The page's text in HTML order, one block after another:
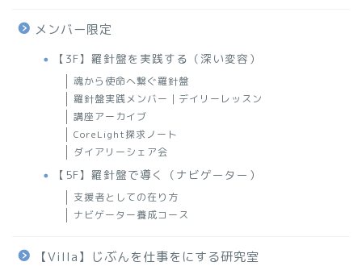
メンバー限定
【3F】羅針盤を実践する（深い変容）
魂から使命へ繋ぐ羅針盤
羅針盤実践メンバー｜デイリーレッスン
講座アーカイブ
CoreLight探求ノート
ダイアリーシェア会
【5F】羅針盤で導く（ナビゲーター）
支援者としての在り方
ナビゲーター養成コース
【Villa】じぶんを仕事をにする研究室